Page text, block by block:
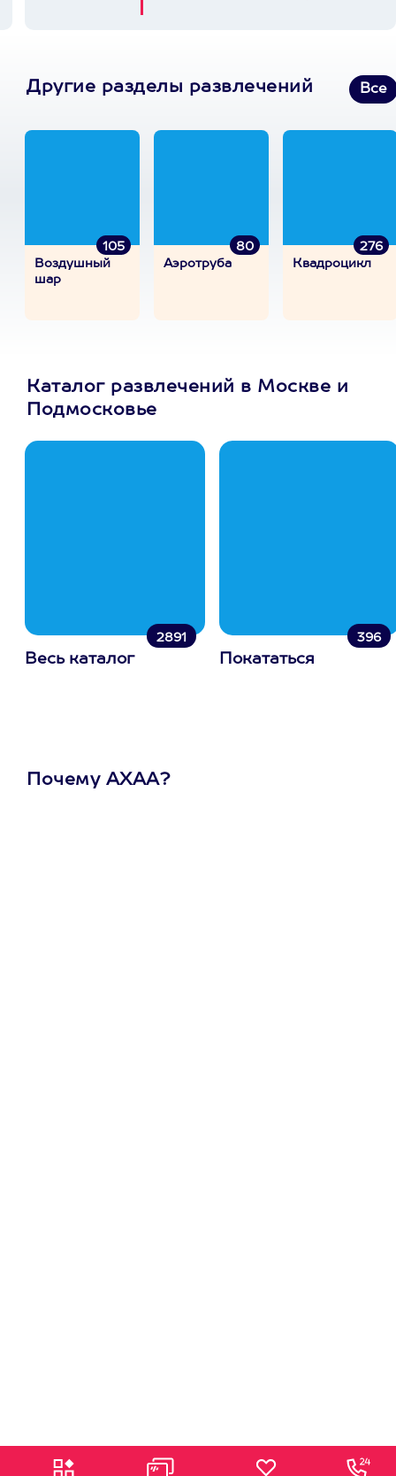
Другие разделы развлечений Все
105
Воздушный
шар
80
Аэротруба
276
Квадроцикл
Каталог развлечений в Москве и
Подмосковье
2891
Весь каталог
396
Покататься
Почему АХАА?